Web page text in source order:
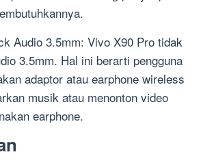
Audio 3.5mm: Vivo X90 Pro tidak
3.5mm. Hal ini berarti pengguna
adaptor atau earphone wireless
musik atau menonton video
earphone.